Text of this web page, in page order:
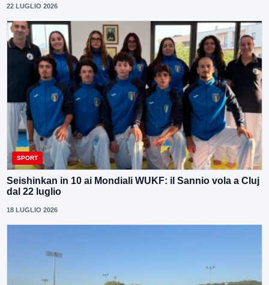
22 LUGLIO 2026
SPORT
Seishinkan in 10 ai Mondiali WUKF: il Sannio vola a Cluj
dal 22 luglio
18 LUGLIO 2026